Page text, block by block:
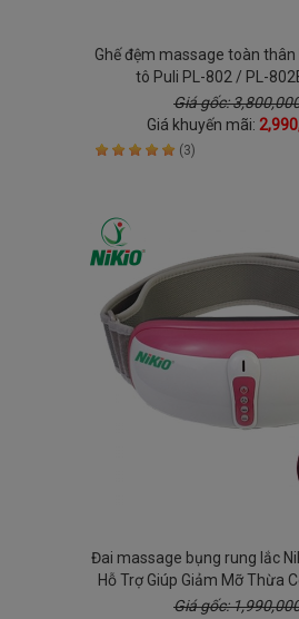
Ghế đệm massage toàn
tô Puli PL-802 / PL-
Giá gốc:
Giá khuyến mãi:
(3)
Đai massage bụng rung lắc
Hỗ Trợ Giúp Giảm Mỡ Thừa
Ngoại
Giá gốc: